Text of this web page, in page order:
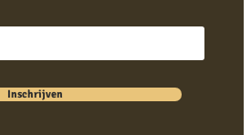
Inschrijven